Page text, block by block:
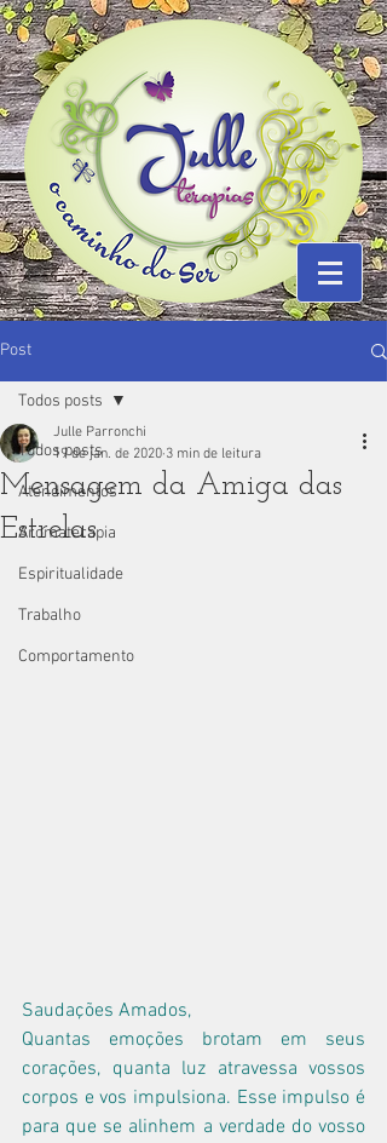
Post
Todos posts
Atendimentos
Aromaterapia
Espiritualidade
Trabalho
Comportamento
Todos posts
Mensagem da Amiga das
Estrelas
Julle Parronchi
19 de jan. de 2020 3 min de leitura
Saudações Amados,
Quantas emoções brotam em seus
corações, quanta luz atravessa vossos
corpos e vos impulsiona. Esse impulso é
para que se alinhem a verdade do vosso